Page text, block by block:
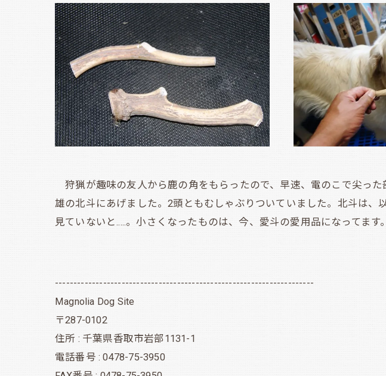
狩猟が趣味の友人から鹿の角をもらったので、早速、電のこで尖っ
雄の北斗にあげました。2頭ともむしゃぶりついていました。北斗は
見ていないと.....。小さくなったものは、今、愛斗の愛用品になってます。
----------------------------------------------------------------------
Magnolia Dog Site
〒287-0102
住所 : 千葉県香取市岩部1131-1
電話番号 : 0478-75-3950